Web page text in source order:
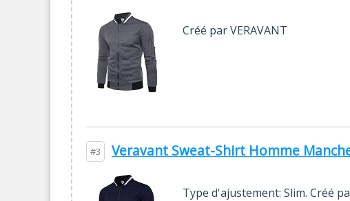
Créé par VERAVANT
#3 Veravant Sweat-Shirt Homme
Type d'ajustement: Slim. Créé